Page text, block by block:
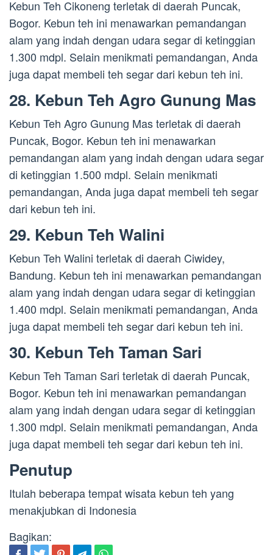
Kebun Teh Cikoneng terletak di daerah Puncak,
Bogor. Kebun teh ini menawarkan pemandangan
alam yang indah dengan udara segar di ketinggian
1.300 mdpl. Selain menikmati pemandangan, Anda
juga dapat membeli teh segar dari kebun teh ini.
28. Kebun Teh Agro Gunung Mas
Kebun Teh Agro Gunung Mas terletak di daerah
Puncak, Bogor. Kebun teh ini menawarkan
pemandangan alam yang indah dengan udara segar
di ketinggian 1.500 mdpl. Selain menikmati
pemandangan, Anda juga dapat membeli teh segar
dari kebun teh ini.
29. Kebun Teh Walini
Kebun Teh Walini terletak di daerah Ciwidey,
Bandung. Kebun teh ini menawarkan pemandangan
alam yang indah dengan udara segar di ketinggian
1.400 mdpl. Selain menikmati pemandangan, Anda
juga dapat membeli teh segar dari kebun teh ini.
30. Kebun Teh Taman Sari
Kebun Teh Taman Sari terletak di daerah Puncak,
Bogor. Kebun teh ini menawarkan pemandangan
alam yang indah dengan udara segar di ketinggian
1.300 mdpl. Selain menikmati pemandangan, Anda
juga dapat membeli teh segar dari kebun teh ini.
Penutup
Itulah beberapa tempat wisata kebun teh yang
menakjubkan di Indonesia
Bagikan: